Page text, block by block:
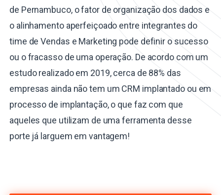
de Pernambuco, o fator de organização dos dados e
o alinhamento aperfeiçoado entre integrantes do
time de Vendas e Marketing pode definir o sucesso
ou o fracasso de uma operação. De acordo com um
estudo realizado em 2019, cerca de 88% das
empresas ainda não tem um CRM implantado ou em
processo de implantação, o que faz com que
aqueles que utilizam de uma ferramenta desse
porte já larguem em vantagem!